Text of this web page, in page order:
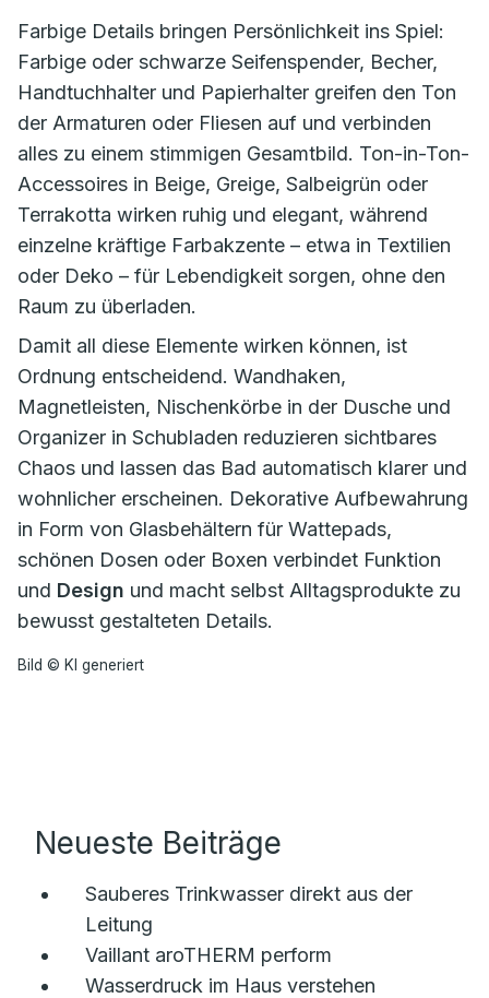
Farbige Details bringen Persönlichkeit ins Spiel:
Farbige oder schwarze Seifenspender, Becher,
Handtuchhalter und Papierhalter greifen den Ton
der Armaturen oder Fliesen auf und verbinden
alles zu einem stimmigen Gesamtbild. Ton-in-Ton-
Accessoires in Beige, Greige, Salbeigrün oder
Terrakotta wirken ruhig und elegant, während
einzelne kräftige Farbakzente – etwa in Textilien
oder Deko – für Lebendigkeit sorgen, ohne den
Raum zu überladen.
Damit all diese Elemente wirken können, ist
Ordnung entscheidend. Wandhaken,
Magnetleisten, Nischenkörbe in der Dusche und
Organizer in Schubladen reduzieren sichtbares
Chaos und lassen das Bad automatisch klarer und
wohnlicher erscheinen. Dekorative Aufbewahrung
in Form von Glasbehältern für Wattepads,
schönen Dosen oder Boxen verbindet Funktion
und Design und macht selbst Alltagsprodukte zu
bewusst gestalteten Details.
Bild © KI generiert
Neueste Beiträge
Sauberes Trinkwasser direkt aus der
Leitung
Vaillant aroTHERM perform
Wasserdruck im Haus verstehen